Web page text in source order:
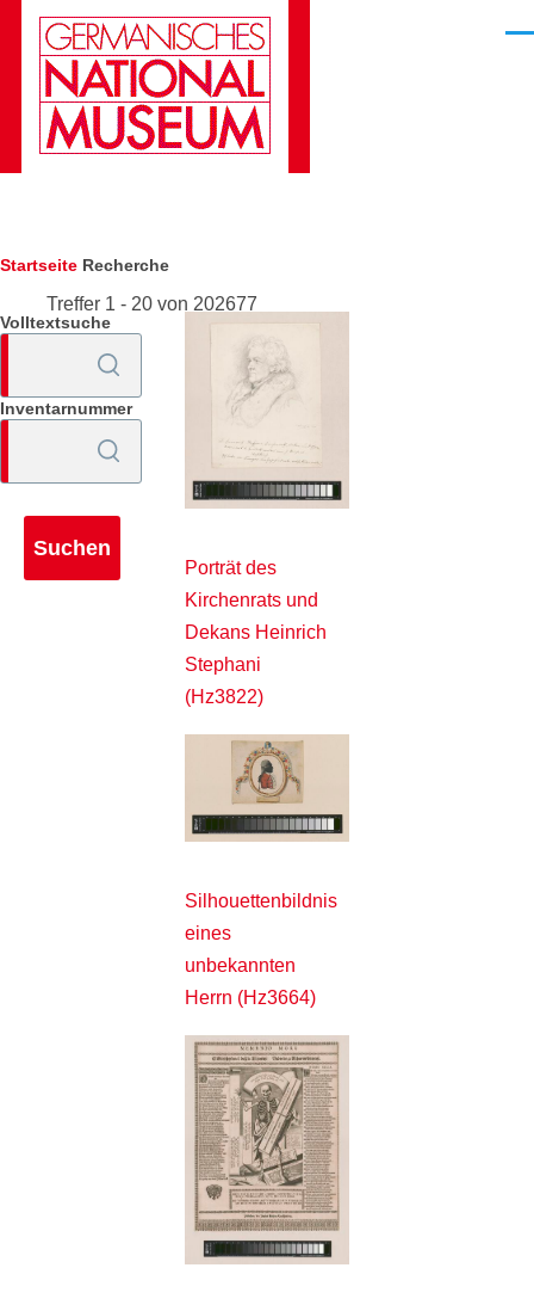
Direkt zum Inhalt
Pfadnavigation
Startseite Recherche
Treffer 1 - 20 von 202677
Volltextsuche
Inventarnummer
Porträt des
Kirchenrats und
Dekans Heinrich
Stephani
(Hz3822)
Silhouettenbildnis
eines
unbekannten
Herrn (Hz3664)